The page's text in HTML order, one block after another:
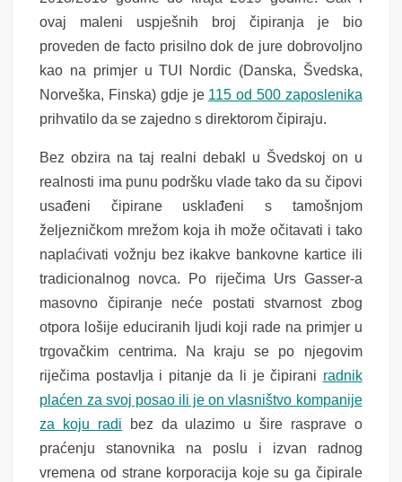
ovaj maleni uspješnih broj čipiranja je bio
proveden de facto prisilno dok de jure dobrovoljno
kao na primjer u TUI Nordic (Danska, Švedska,
Norveška, Finska) gdje je 115 od 500 zaposlenika
prihvatilo da se zajedno s direktorom čipiraju.
Bez obzira nataj realni debakl u Švedskoj on u
realnosti ima punu podršku vlade tako da su čipovi
usađeni čipirane usklađeni s tamošnjom
željezničkom mrežom koja ih može očitavati i tako
naplaćivati vožnju bez ikakve bankovne kartice ili
tradicionalnog novca. Po riječima Urs Gasser-a
masovno čipiranje neće postati stvarnost zbog
otpora lošije educiranih ljudi koji rade na primjer u
trgovačkim centrima. Na kraju se po njegovim
riječima postavlja i pitanje da li je čipirani radnik
plaćen za svoj posao ili je on vlasništvo kompanije
za koju radi
bez da ulazimo u šire rasprave o
praćenju stanovnika na poslu i izvan radnog
vremena od strane korporacija koje su ga čipirale